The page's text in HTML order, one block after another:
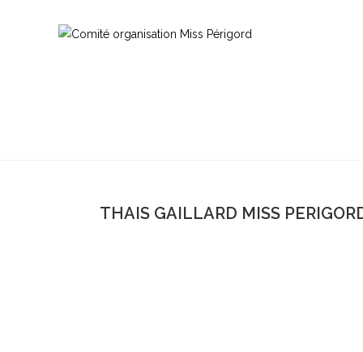
THAIS GAILLARD MISS